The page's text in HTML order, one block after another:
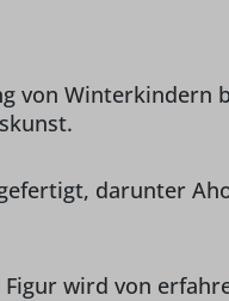
von Winterkindern
darunter
wird von